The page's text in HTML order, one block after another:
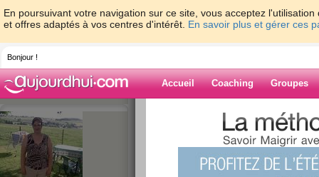
En poursuivant votre navigation sur ce site, vous acceptez
et offres adaptés à vos centres d'intérêt. En savoir plus et gérer ces
Bonjour !
Accueil Coaching Groupes
>
> Quizz:
Blog de